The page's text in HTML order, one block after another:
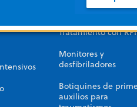
RCP automatizada
Tratamiento con RPI
Monitores y
desfibriladores
Botiquines de
auxilios para